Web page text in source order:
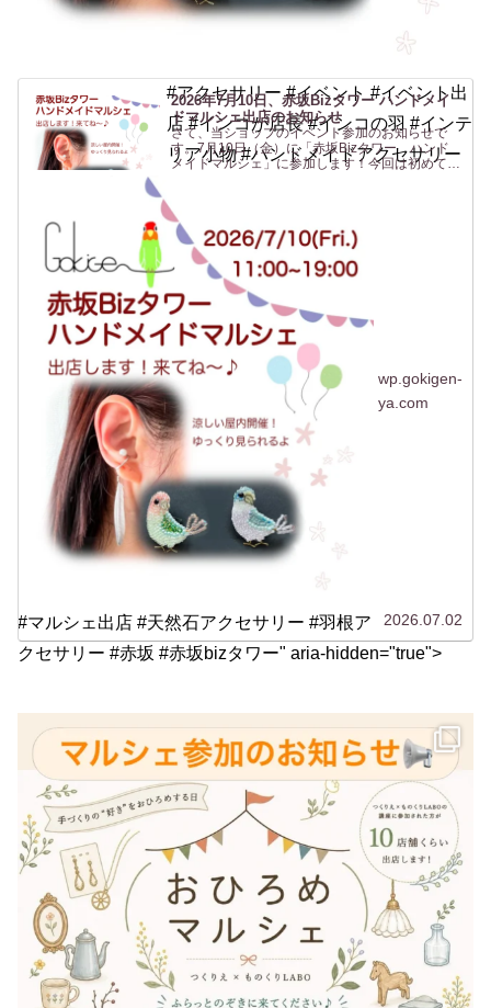
2026年7月10日、赤坂Bizタワー ハンドメイ
ドマルシェ出店のお知らせ
さて、当ショップのイベント参加のお知らせで
す。7月10日（金）に「赤坂Bizタワー ハンド
メイドマルシェ」に参加します！今回は初めての
たことがない「赤坂...
wp.gokigen-
ya.com
2026.07.02
#アクセサリー #イベント #イベント出
店 #インコが店長 #インコの羽 #インテ
リア小物 #ハンドメイドアクセサリー
#マルシェ出店 #天然石アクセサリー #羽根ア
クセサリー #赤坂 #赤坂bizタワー" aria-hidden="true">